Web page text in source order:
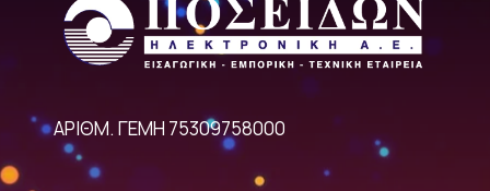
ΑΡΙΘΜ. ΓΕΜΗ 75309758000